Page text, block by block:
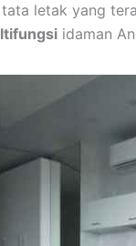
letak yang
idaman